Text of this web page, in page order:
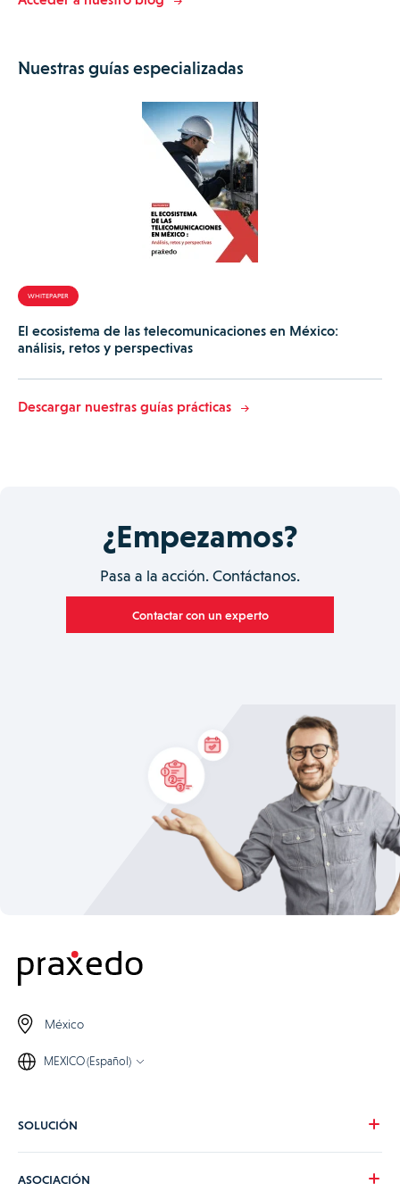
Nuestras guías especializadas
WHITEPAPER
El ecosistema de las telecomunicaciones en México:
análisis, retos y perspectivas
Descargar nuestras guías prácticas
¿Empezamos?
Pasa a la acción. Contáctanos.
Contactar con un experto
México
MEXICO (Español)
SOLUCIÓN
ASOCIACIÓN